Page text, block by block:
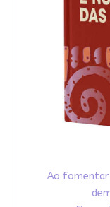
Ao fomentar